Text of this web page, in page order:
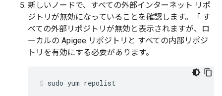
新しいノードで、すべての外部インターネット リポ
ジトリが無効になっていることを確認します。「 す
べての外部リポジトリが無効と表示されますが、ロ
ーカルの Apigee リポジトリと すべての内部リポジ
トリを有効にする必要があります。
sudo yum repolist